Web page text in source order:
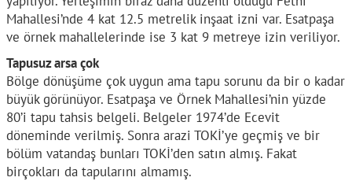
Mahallesi’nde 4 kat 12.5 metrelik inşaat izni var. Esatpaşa
ve örnek mahallelerinde ise 3 kat 9 metreye izin veriliyor.
Tapusuz arsa çok
Bölge dönüşüme çok uygun ama tapu sorunu da bir o kadar
büyük görünüyor. Esatpaşa ve Örnek Mahallesi’nin yüzde
80’i tapu tahsis belgeli. Belgeler 1974’de Ecevit
döneminde verilmiş. Sonra arazi TOKİ’ye geçmiş ve bir
bölüm vatandaş bunları TOKİ’den satın almış. Fakat
birçokları da tapularını almamış.